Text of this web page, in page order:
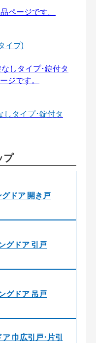
イプ)
しタイプ･錠付タ
プ
ドア 開き戸
グドア 引戸
グドア 吊戸
巾広引戸･片引